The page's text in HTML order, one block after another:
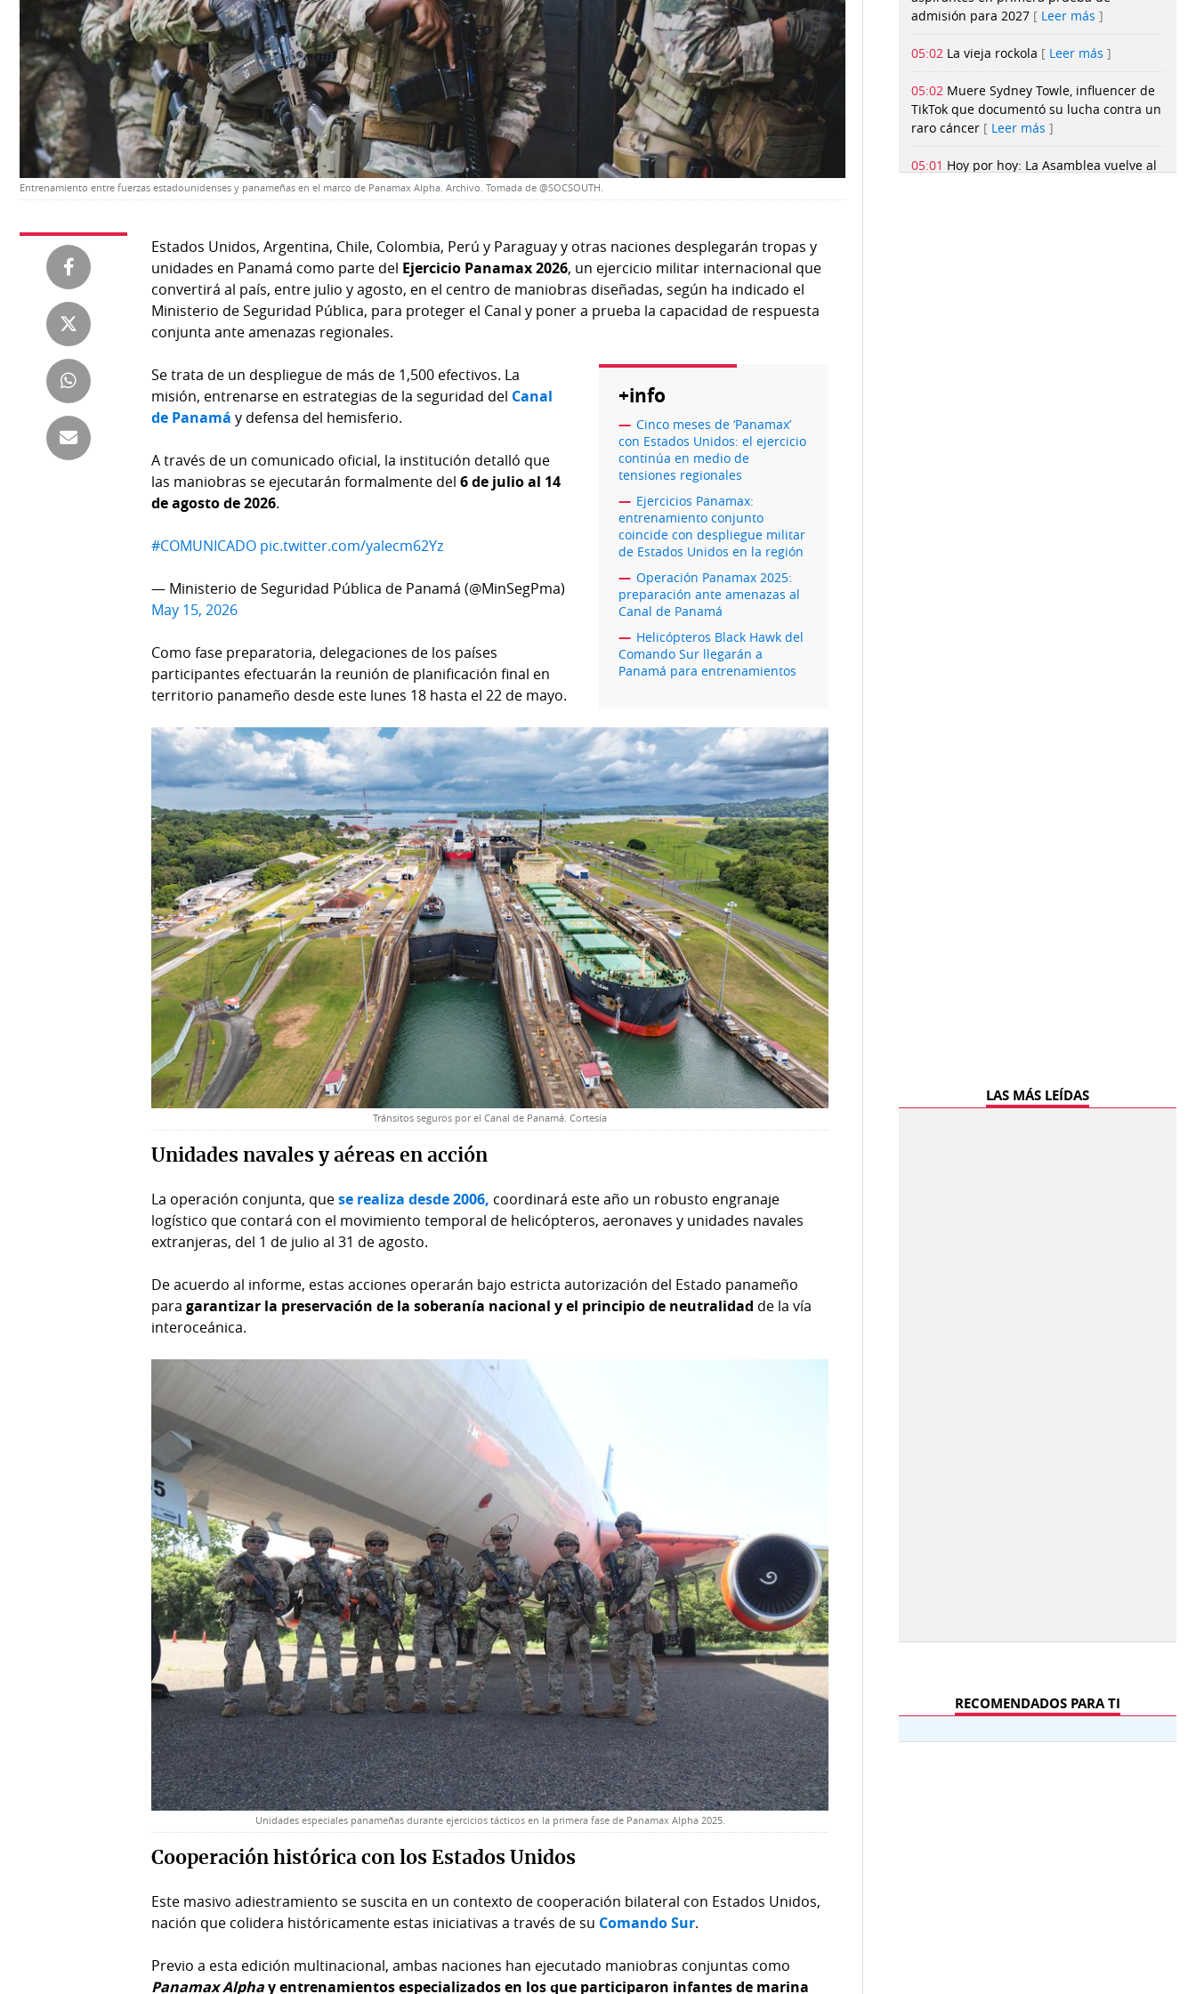
Catálogos
Lotería
Kiosko
digital
Luctuosas
Temas
Autores
Notas
lector
Buenas
prácticas
OTROS
SITIOS
Metro
Metro
Tienda
Panamá
Mi
Ellas
Club
La
Entrenamiento entre fuerzas estadounidenses y panameñas en el marco de Panamax Alpha. Archivo. Tomada de @SOCSOUTH.
Estados Unidos, Argentina, Chile, Colombia, Perú y Paraguay y otras naciones desplegarán tropas y
unidades en Panamá como parte del Ejercicio Panamax 2026, un ejercicio militar internacional que
convertirá al país, entre julio y agosto, en el centro de maniobras diseñadas, según ha indicado el
Ministerio de Seguridad Pública, para proteger el Canal y poner a prueba la capacidad de respuesta
conjunta ante amenazas regionales.
+info
Cinco meses de ‘Panamax’
con Estados Unidos: el ejercicio
continúa en medio de
tensiones regionales
Ejercicios Panamax:
entrenamiento conjunto
coincide con despliegue militar
de Estados Unidos en la región
Operación Panamax 2025:
preparación ante amenazas al
Canal de Panamá
Helicópteros Black Hawk del
Comando Sur llegarán a
Panamá para entrenamientos
Se trata de un despliegue de más de 1,500 efectivos. La
misión, entrenarse en estrategias de la seguridad del Canal
de Panamá y defensa del hemisferio.
A través de un comunicado oficial, la institución detalló que
las maniobras se ejecutarán formalmente del6 de julio al 14
de agosto de 2026.
#COMUNICADO pic.twitter.com/yalecm62Yz
— Ministerio de Seguridad Pública de Panamá (@MinSegPma)
May 15, 2026
Como fase preparatoria, delegaciones de los países
participantes efectuarán la reunión de planificación final en
territorio panameño desde este lunes 18 hasta el 22 de mayo.
Tránsitos seguros por el Canal de Panamá. Cortesía
Unidades navales y aéreas en acción
La operación conjunta, que se realiza desde 2006, coordinará este año un robusto engranaje
logístico que contará con el movimiento temporal de helicópteros, aeronaves y unidades navales
extranjeras, del 1 de julio al 31 de agosto.
De acuerdo al informe, estas acciones operarán bajo estricta autorización del Estado panameño
paragarantizar la preservación de la soberanía nacional y el principio de neutralidad de la vía
interoceánica.
Unidades especiales panameñas durante ejercicios tácticos en la primera fase de Panamax Alpha 2025.
Cooperación histórica con los Estados Unidos
Este masivo adiestramiento se suscita en un contexto de cooperación bilateral con Estados Unidos,
nación que colidera históricamente estas iniciativas a través de su Comando Sur.
Previo a esta edición multinacional, ambas naciones han ejecutado maniobras conjuntas como
Panamax Alphay entrenamientos especializados en los que participaron infantes de marina
admisión para 2027
Leer más
05:02 La vieja rockola Leer más
05:02 Muere Sydney Towle, influencer de
TikTok que documentó su lucha contra un
raro cáncer
Leer más
05:01 Hoy por hoy: La Asamblea vuelve al
LAS MÁS LEÍDAS
RECOMENDADOS PARA TI